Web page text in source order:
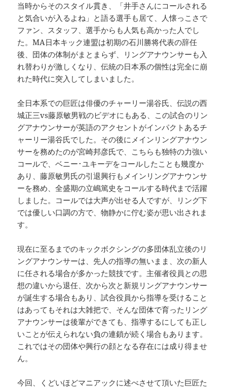
当時からそのスタイル貫き、「井手さんにコールされる
と気合いが入るよね」と語る選手も居て、人懐っこさで
ファン、スタッフ、選手からも人気も高かった人でし
た。MA日本キック連盟は初期の石川勝将代表の辞任
後、団体の体制がまとまらず、リングアナウンサーも入
れ替わりが激しくなり、伝統の日本系の個性は完全に崩
れた時代に突入してしまいました。
全日本系での巨匠は俳優のチャーリー湯谷氏、伝説の西
城正三vs藤原敏男戦のビデオにもある、この試合のリン
グアナウンサーが英語のアクセントがインパクトあるチ
ャーリー湯谷氏でした。その後にメインリングアナウン
サーを務めたのが宮崎邦彦氏で、こちらも独特の力強い
コールで、ベニー･ユキーデをコールしたことも幾度か
あり、藤原敏男氏の引退興行もメインリングアナウンサ
ーを務め、全盛期の立嶋篤史をコールする時代まで活躍
しました。コールでは大声が出せる人ですが、リング下
では優しい口調の方で、物静かに佇む姿が思い出されま
す。
現在に至るまでのキックボクシングの多団体乱立後のリ
ングアナウンサーは、先人の指導の無いまま、次の新人
に任される場合が多かった競技です。主催者役員との思
想の違いから退任、次から次と新規リングアナウンサー
が誕生する場合もあり、試合役員から指導を受けること
はあってもそれは大雑把で、そんな団体で育ったリング
アナウンサーは後輩ができても、指導するにしても正し
いことが伝えられない負の連鎖が続く場合もあります。
これではその団体や興行の顔となる存在には成り得ませ
ん。
今回、くどいほどマニアックに述べさせて頂いた巨匠た